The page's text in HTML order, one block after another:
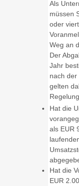
Als
müssen
oder
Weg an
Der
Jahr
nach der
gelten
Hat die
als EUR
Hat die
EUR